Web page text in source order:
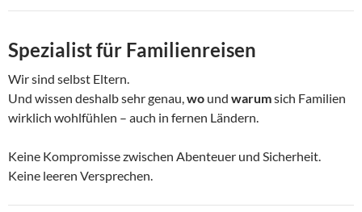
Spezialist für Familienreisen
Wir sind selbst Eltern.
Und wissen deshalb sehr genau,wo und warumsich Familien
wirklich wohlfühlen – auch in fernen Ländern.
Keine Kompromisse zwischen Abenteuer und Sicherheit.
Keine leeren Versprechen.